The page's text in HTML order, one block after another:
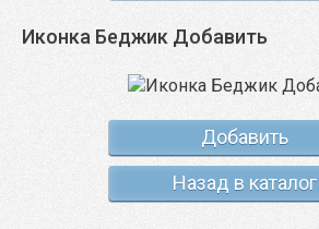
Иконка Беджик Добавить
Добавить
Назад в каталог